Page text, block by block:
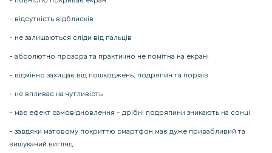
246 грн
289 грн
Шкіряний чохол - накладка CODE Tactile Experience для OnePlus Ace
161 грн
189 грн
- відсутність відблисків
- не залишаються сліди від пальців
- абсолютно прозора та практично не помітна на екрані
- відмінно захищає від пошкоджень, подряпин та порізів
- не впливає на чутливість
- має ефект самовідновлення - дрібні подряпини зникають на сонці
- завдяки матовому покриттю смартфон має дуже привабливий та
вишуканий вигляд.